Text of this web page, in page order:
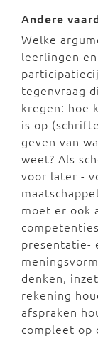
Andere
Welke
leerlingen
tegenvraag
kregen: hoe
is op
geven van
weet? Als
voor later -
moet er ook
presentatie-
denken,
rekening
afspraken
compleet op